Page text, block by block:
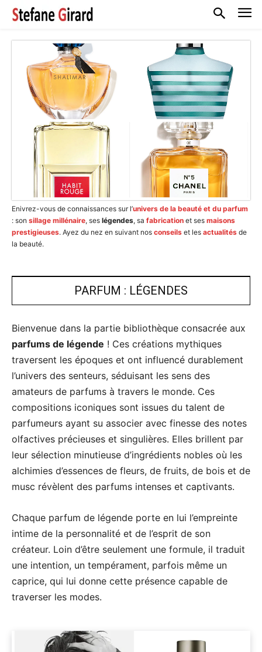
Enivrez-vous de connaissances sur l’univers de la beauté et du parfum
: son sillage millénaire, ses légendes, sa fabrication et ses maisons
prestigieuses. Ayez du nez en suivant nos conseils et les actualités de
la beauté.
PARFUM : LÉGENDES
Bienvenue dans la partie bibliothèque consacrée aux
parfums de légende ! Ces créations mythiques
traversent les époques et ont influencé durablement
l’univers des senteurs, séduisant les sens des
amateurs de parfums à travers le monde. Ces
compositions iconiques sont issues du talent de
parfumeurs ayant su associer avec finesse des notes
olfactives précieuses et singulières. Elles brillent par
leur sélection minutieuse d’ingrédients nobles où les
alchimies d’essences de fleurs, de fruits, de bois et de
musc révèlent des parfums intenses et captivants.
Chaque parfum de légende porte en lui l’empreinte
intime de la personnalité et de l’esprit de son
créateur. Loin d’être seulement une formule, il traduit
une intention, un tempérament, parfois même un
caprice, qui lui donne cette présence capable de
traverser les modes.